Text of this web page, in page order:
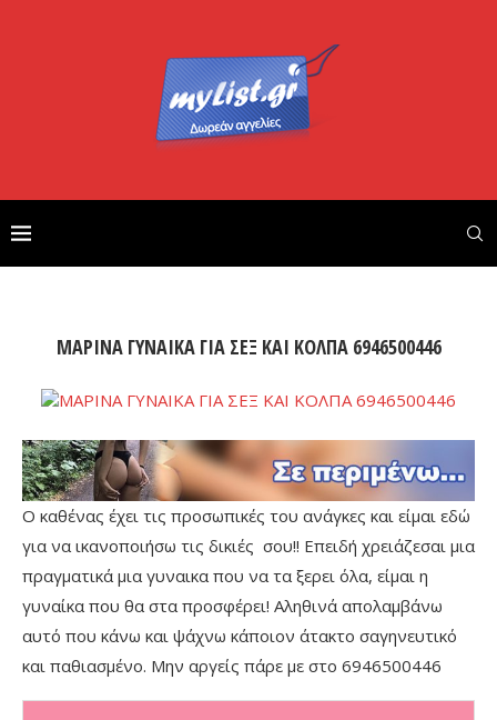
ΜΑΡΙΝΑ ΓΥΝΑΙΚΑ ΓΙΑ ΣΕΞ ΚΑΙ ΚΟΛΠΑ 6946500446
Ο καθένας έχει τις προσωπικές του ανάγκες και είμαι εδώ
για να ικανοποιήσω τις δικιές σου!! Επειδή χρειάζεσαι μια
πραγματικά μια γυναικα που να τα ξερει όλα, είμαι η
γυναίκα που θα στα προσφέρει! Αληθινά απολαμβάνω
αυτό που κάνω και ψάχνω κάποιον άτακτο σαγηνευτικό
και παθιασμένο. Μην αργείς πάρε με στο 6946500446